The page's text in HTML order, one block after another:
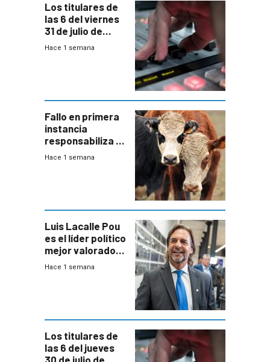
Los titulares de
las 6 del viernes
31 de julio de
2026
Hace 1 semana
Fallo en primera
instancia
responsabiliza al
Estado por falta
Hace 1 semana
Luis Lacalle Pou
es el líder político
mejor valorado
del país, según
Hace 1 semana
Los titulares de
las 6 del jueves